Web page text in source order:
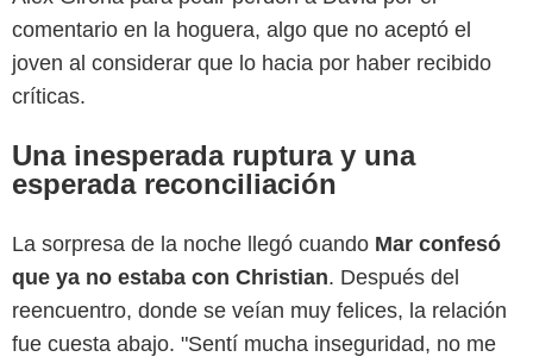
comentario en la hoguera, algo que no aceptó el
joven al considerar que lo hacia por haber recibido
críticas.
Una inesperada ruptura y una
esperada reconciliación
La sorpresa de la noche llegó cuando Mar confesó
que ya no estaba con Christian. Después del
reencuentro, donde se veían muy felices, la relación
fue cuesta abajo. "Sentí mucha inseguridad, no me